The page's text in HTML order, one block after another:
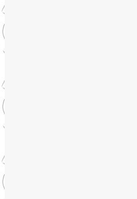
Калорийность питания и
ото дня, от недели к неделе.
без труда поддерживает
сознательного регулирования
возможности поесть в течение
голодны, и в крови возникнет
если позавтракаете и
проголодаетесь, но не